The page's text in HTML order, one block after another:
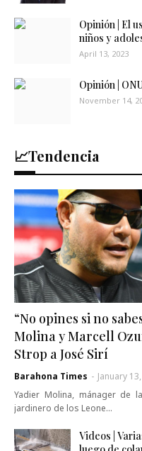
Opinión | El
niños y
April 13, 2023
Opinión |
November 14,
📈Tendencia
“No opines si no
Molina y Marcell
Strop a José Sirí
Barahona Times - January
Yadier Molina, mánager de
jardinero de los Leone…
Videos |